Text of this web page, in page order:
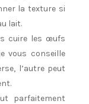
la texture si
lait.
cuire les œufs
vous conseille
l’autre peut
parfaitement